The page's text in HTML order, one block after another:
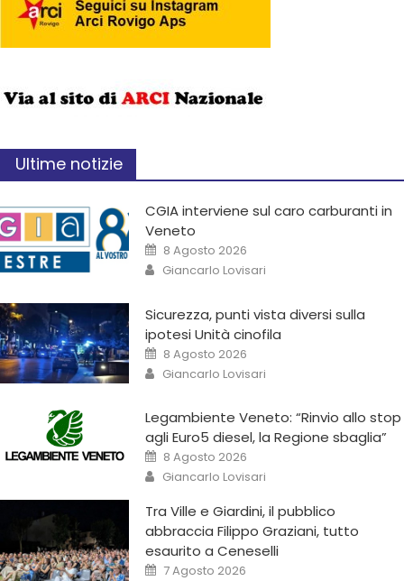
Ultime notizie
CGIA interviene sul caro carburanti in
Veneto
8 Agosto 2026
Giancarlo Lovisari
Sicurezza, punti vista diversi sulla
ipotesi Unità cinofila
8 Agosto 2026
Giancarlo Lovisari
Legambiente Veneto: “Rinvio allo stop
agli Euro5 diesel, la Regione sbaglia”
8 Agosto 2026
Giancarlo Lovisari
Tra Ville e Giardini, il pubblico
abbraccia Filippo Graziani, tutto
esaurito a Ceneselli
7 Agosto 2026